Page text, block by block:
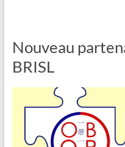
Nouveau
BRISL